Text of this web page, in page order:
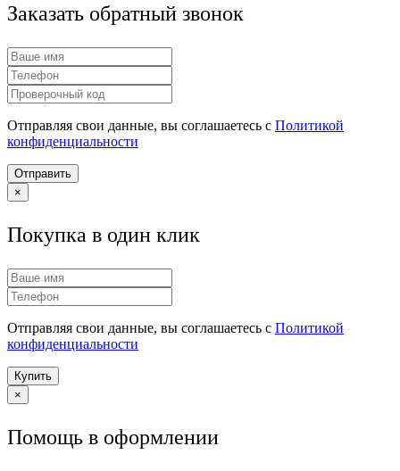
Заказать обратный звонок
Отправляя свои данные, вы соглашаетесь с Политикой
конфиденциальности
Отправить
×
Покупка в один клик
Отправляя свои данные, вы соглашаетесь с Политикой
конфиденциальности
Купить
×
Помощь в оформлении